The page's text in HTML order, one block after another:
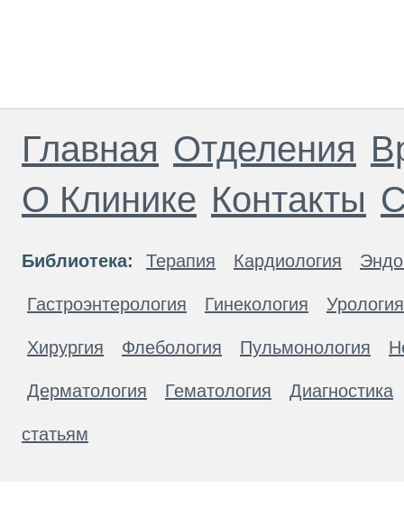
Главная Отделения
О Клинике Контакты
Библиотека: Терапия Кардиология
Гастроэнтерология Гинекология Урология
Хирургия Флебология Пульмонология
Дерматология Гематология Диагностика
статьям